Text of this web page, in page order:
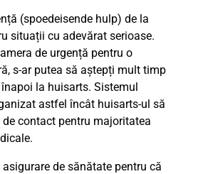
(spoedeisende hulp) de la
situații cu adevărat serioase.
de urgență pentru o
s-ar putea să aștepți mult timp
la huisarts. Sistemul
astfel încât huisarts-ul să
contact pentru majoritatea
de sănătate pentru că